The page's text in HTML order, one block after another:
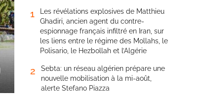
1
Les révélations explosives de Matthieu
Ghadiri, ancien agent du contre-
espionnage français infiltré en Iran, sur
les liens entre le régime des Mollahs, le
Polisario, le Hezbollah et l’Algérie
2
Sebta: un réseau algérien prépare une
nouvelle mobilisation à la mi-août,
alerte Stefano Piazza